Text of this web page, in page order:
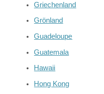
Griechenland
Grönland
Guadeloupe
Guatemala
Hawaii
Hong Kong